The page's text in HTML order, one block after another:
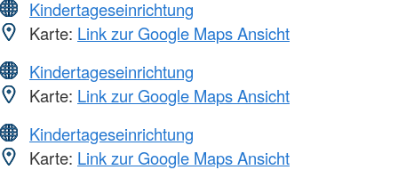
Kindertageseinrichtung
Karte: Link zur Google Maps Ansicht
Kindertageseinrichtung
Karte: Link zur Google Maps Ansicht
Kindertageseinrichtung
Karte: Link zur Google Maps Ansicht